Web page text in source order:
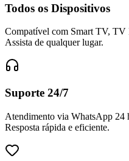
Todos os Dispositivos
Compatível com Smart TV, TV
Assista de qualquer lugar.
Suporte 24/7
Atendimento via WhatsApp 24
Resposta rápida e eficiente.